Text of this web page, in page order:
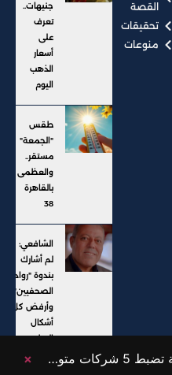
القصة
تحقيقات
منوعات
جنيهات..
تعرف
على
أسعار
الذهب
اليوم
طقس
"الجمعة"
مستقر..
والعظمى
بالقاهرة
38
الشافعي:
لم أشارك
بندوة "رواد
الصحفيين"..
وأرفض كل
أشكال
التطبيع
بعد انفراد “القصة”.. الداخلية تضبط 5 شركات متورطة في النصب على المواطنين وإيهامهم بفرص عمل خارج البلاد ×